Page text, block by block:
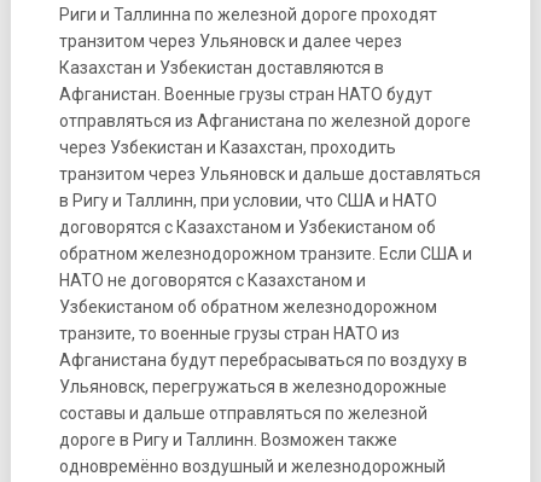
Риги и Таллинна по железной дороге проходят
транзитом через Ульяновск и далее через
Казахстан и Узбекистан доставляются в
Афганистан. Военные грузы стран НАТО будут
отправляться из Афганистана по железной дороге
через Узбекистан и Казахстан, проходить
транзитом через Ульяновск и дальше доставляться
в Ригу и Таллинн, при условии, что США и НАТО
договорятся с Казахстаном и Узбекистаном об
обратном железнодорожном транзите. Если США и
НАТО не договорятся с Казахстаном и
Узбекистаном об обратном железнодорожном
транзите, то военные грузы стран НАТО из
Афганистана будут перебрасываться по воздуху в
Ульяновск, перегружаться в железнодорожные
составы и дальше отправляться по железной
дороге в Ригу и Таллинн. Возможен также
одновремённо воздушный и железнодорожный